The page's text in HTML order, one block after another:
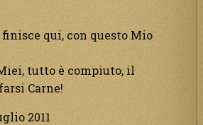
qui, con questo Mio
tutto è compiuto, il
Carne!
2011